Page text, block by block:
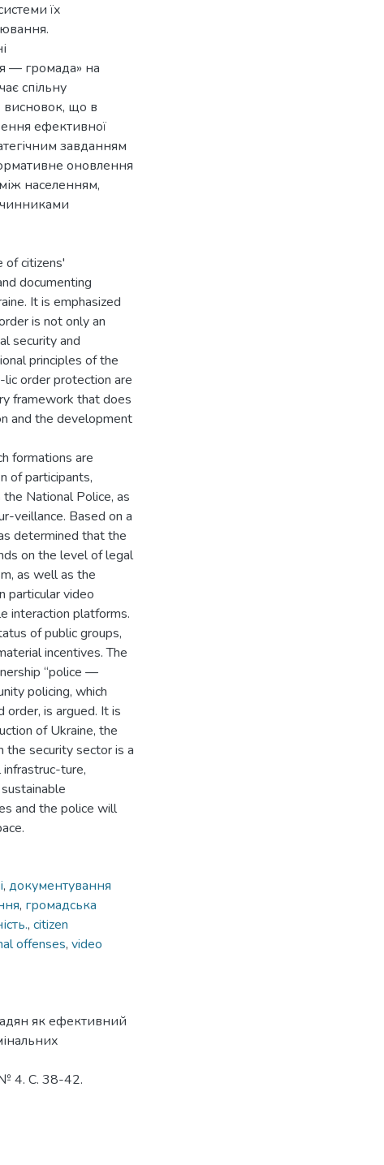
їх
— громада» на
спільну
висновок, що в
ефективної
завданням
оновлення
населенням,
of citizens'
documenting
It is emphasized
is not only an
security and
principles of the
order protection are
framework that does
and the development
formations are
of participants,
National Police, as
veillance. Based on a
determined that the
on the level of legal
as well as the
particular video
interaction platforms.
of public groups,
incentives. The
“police —
policing, which
is argued. It is
of Ukraine, the
the security sector is a
ture,
and the police will
, документування
, громадська
, citizen
offenses, video
як ефективний
4. С. 38-42.